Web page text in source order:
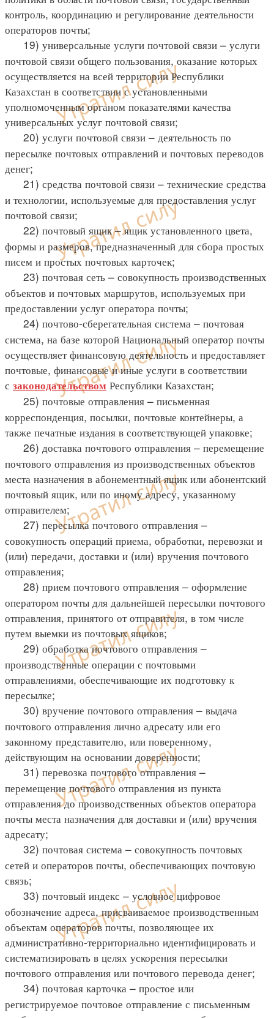
контроль, координацию и регулирование деятельности
операторов почты;
19) универсальные услуги почтовой связи – услуги
почтовой связи общего пользования, оказание которых
осуществляется на всей территории Республики
Казахстан в соответствии с установленными
уполномоченным органом показателями качества
универсальных услуг почтовой связи;
20) услуги почтовой связи – деятельность по
пересылке почтовых отправлений и почтовых переводов
денег;
21) средства почтовой связи – технические средства
и технологии, используемые для предоставления услуг
почтовой связи;
22) почтовый ящик – ящик установленного цвета,
формы и размеров, предназначенный для сбора простых
писем и простых почтовых карточек;
23) почтовая сеть – совокупность производственных
объектов и почтовых маршрутов, используемых при
предоставлении услуг оператора почты;
24) почтово-сберегательная система – почтовая
система, на базе которой Национальный оператор почты
осуществляет финансовую деятельность и предоставляет
почтовые, финансовые и иные услуги в соответствии
с законодательством Республики Казахстан;
25) почтовые отправления – письменная
корреспонденция, посылки, почтовые контейнеры, а
также печатные издания в соответствующей упаковке;
26) доставка почтового отправления – перемещение
почтового отправления из производственных объектов
места назначения в абонементный ящик или абонентский
почтовый ящик, или по иному адресу, указанному
отправителем;
27) пересылка почтового отправления –
совокупность операций приема, обработки, перевозки и
(или) передачи, доставки и (или) вручения почтового
отправления;
28) прием почтового отправления – оформление
оператором почты для дальнейшей пересылки почтового
отправления, принятого от отправителя, в том числе
путем выемки из почтовых ящиков;
29) обработка почтового отправления –
производственные операции с почтовыми
отправлениями, обеспечивающие их подготовку к
пересылке;
30) вручение почтового отправления – выдача
почтового отправления лично адресату или его
законному представителю, или поверенному,
действующим на основании доверенности;
31) перевозка почтового отправления –
перемещение почтового отправления из пункта
отправления до производственных объектов оператора
почты места назначения для доставки и (или) вручения
адресату;
32) почтовая система – совокупность почтовых
сетей и операторов почты, обеспечивающих почтовую
связь;
33) почтовый индекс – условное цифровое
обозначение адреса, присваиваемое производственным
объектам операторов почты, позволяющее их
административно-территориально идентифицировать и
систематизировать в целях ускорения пересылки
почтового отправления или почтового перевода денег;
34) почтовая карточка – простое или
регистрируемое почтовое отправление с письменным